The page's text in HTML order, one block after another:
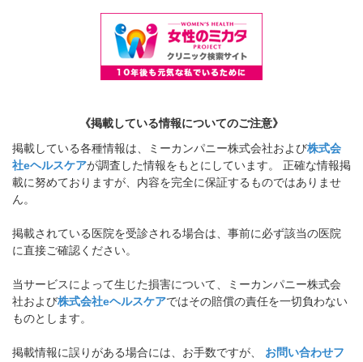
《掲載している情報についてのご注意》
掲載している各種情報は、ミーカンパニー株式会社および株式会
社eヘルスケアが調査した情報をもとにしています。 正確な情報掲
載に努めておりますが、内容を完全に保証するものではありませ
ん。
掲載されている医院を受診される場合は、事前に必ず該当の医院
に直接ご確認ください。
当サービスによって生じた損害について、ミーカンパニー株式会
社および株式会社eヘルスケアではその賠償の責任を一切負わない
ものとします。
掲載情報に誤りがある場合には、お手数ですが、 お問い合わせフ